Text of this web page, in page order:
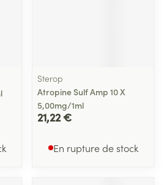
Sterop
Atropine Sulf Amp 10 X
5,00mg/1ml
21,22 €
En rupture de stock